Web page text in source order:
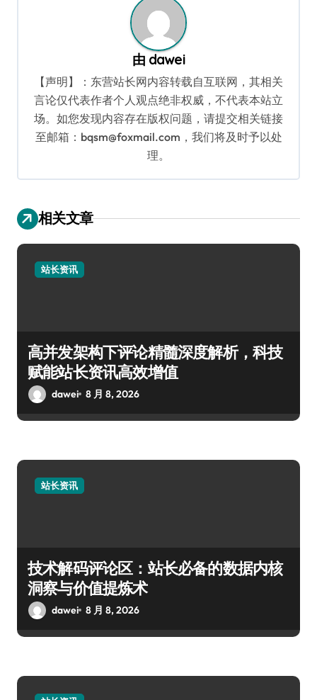
由 dawei
【声明】：东营站长网内容转载自互联网，其相关
言论仅代表作者个人观点绝非权威，不代表本站立
场。如您发现内容存在版权问题，请提交相关链接
至邮箱：bqsm@foxmail.com，我们将及时予以处
理。
相关文章
站长资讯
高并发架构下评论精髓深度解析，科技
赋能站长资讯高效增值
dawei 8 月 8, 2026
站长资讯
技术解码评论区：站长必备的数据内核
洞察与价值提炼术
dawei 8 月 8, 2026